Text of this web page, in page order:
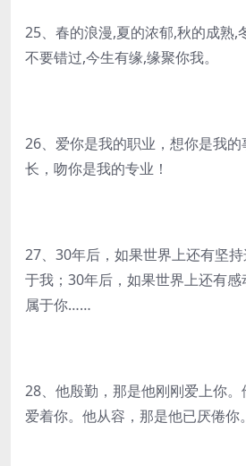
25、春的浪漫,夏的浓郁,秋的成熟,
不要错过,今生有缘,缘聚你我。
26、爱你是我的职业，想你是我
长，吻你是我的专业！
27、30年后，如果世界上还有坚
于我；30年后，如果世界上还有
属于你……
28、他殷勤，那是他刚刚爱上你
爱着你。他从容，那是他已厌倦你。